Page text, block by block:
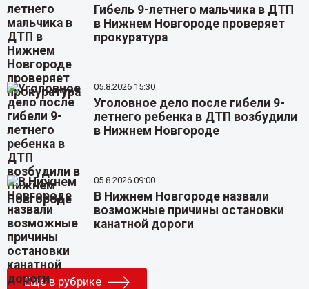
Гибель 9-летнего мальчика в ДТП
в Нижнем Новгороде проверяет
прокуратура
05.8.2026 15:30
Уголовное дело после гибели 9-
летнего ребенка в ДТП возбудили
в Нижнем Новгороде
05.8.2026 09:00
В Нижнем Новгороде назвали
возможные причины остановки
канатной дороги
Еще в рубрике